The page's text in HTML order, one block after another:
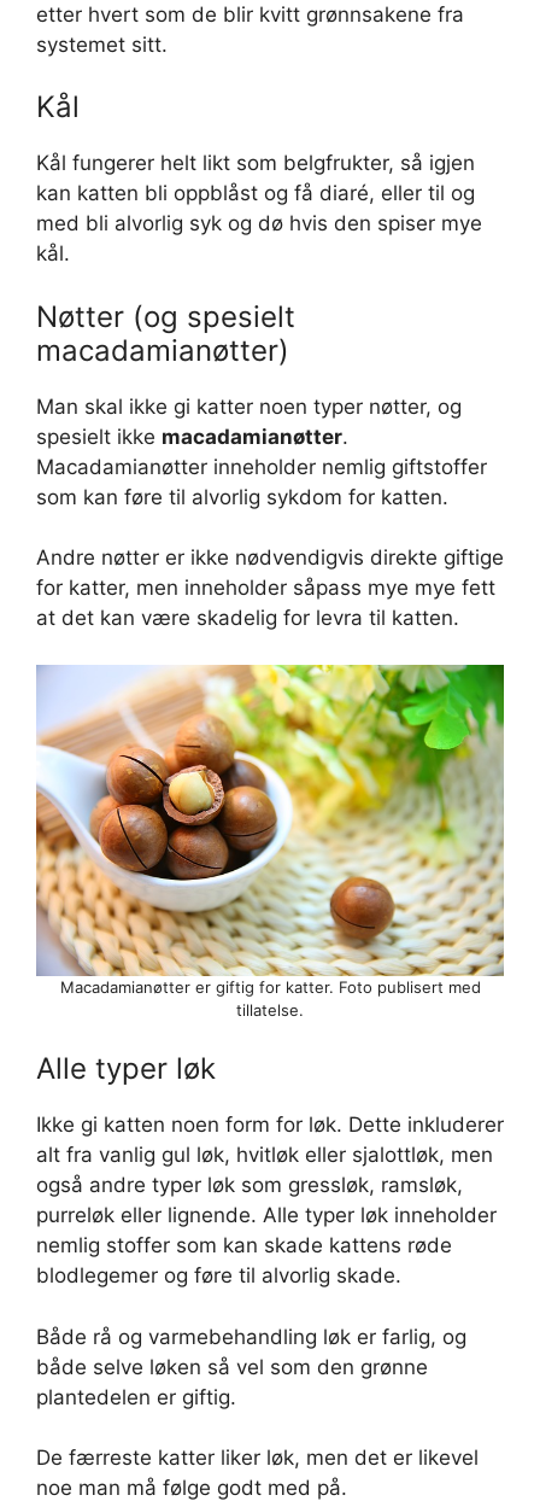
etter hvert som de blir kvitt grønnsakene fra
systemet sitt.
Kål
Kål fungerer helt likt som belgfrukter, så igjen
kan katten bli oppblåst og få diaré, eller til og
med bli alvorlig syk og dø hvis den spiser mye
kål.
Nøtter (og spesielt
macadamianøtter)
Man skal ikke gi katter noen typer nøtter, og
spesielt ikke macadamianøtter.
Macadamianøtter inneholder nemlig giftstoffer
som kan føre til alvorlig sykdom for katten.
Andre nøtter er ikke nødvendigvis direkte giftige
for katter, men inneholder såpass mye mye fett
at det kan være skadelig for levra til katten.
Macadamianøtter er giftig for katter. Foto publisert med
tillatelse.
Alle typer løk
Ikke gi katten noen form for løk. Dette inkluderer
alt fra vanlig gul løk, hvitløk eller sjalottløk, men
også andre typer løk som gressløk, ramsløk,
purreløk eller lignende. Alle typer løk inneholder
nemlig stoffer som kan skade kattens røde
blodlegemer og føre til alvorlig skade.
Både rå og varmebehandling løk er farlig, og
både selve løken så vel som den grønne
plantedelen er giftig.
De færreste katter liker løk, men det er likevel
noe man må følge godt med på.